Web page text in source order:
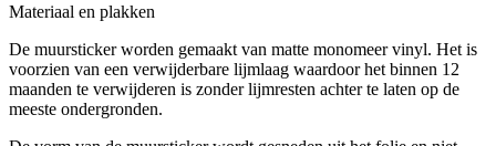
Materiaal en plakken
De muursticker worden gemaakt van matte monomeer vinyl. Het is
voorzien van een verwijderbare lijmlaag waardoor het binnen 12
maanden te verwijderen is zonder lijmresten achter te laten op de
meeste ondergronden.